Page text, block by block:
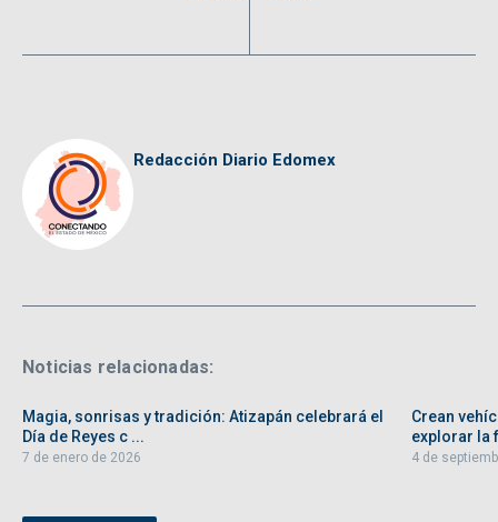
Redacción Diario Edomex
Noticias relacionadas:
Magia, sonrisas y tradición: Atizapán celebrará el
Día de Reyes c ...
7 de enero de 2026
Crean
explorar la
4 de